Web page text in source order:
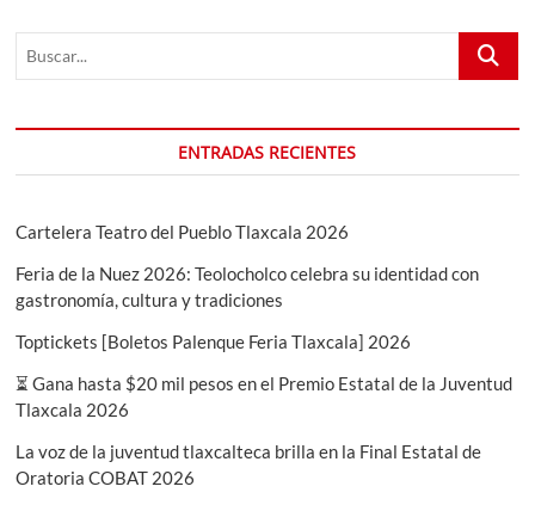
Cuahutle
gana
en
y
suma
en
Judo
Buscar...
ENTRADAS RECIENTES
Cartelera Teatro del Pueblo Tlaxcala 2026
Feria de la Nuez 2026: Teolocholco celebra su identidad con
gastronomía, cultura y tradiciones
Toptickets [Boletos Palenque Feria Tlaxcala] 2026
⏳ Gana hasta $20 mil pesos en el Premio Estatal de la Juventud
Tlaxcala 2026
La voz de la juventud tlaxcalteca brilla en la Final Estatal de
Oratoria COBAT 2026